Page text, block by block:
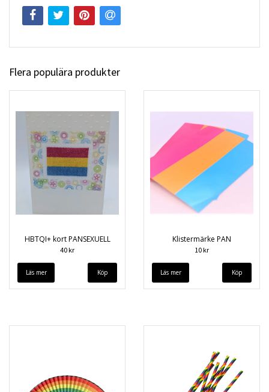
Flera populära produkter
HBTQI+ kort PANSEXUELL
40 kr
Läs mer
Klistermärke PAN
10 kr
Läs mer